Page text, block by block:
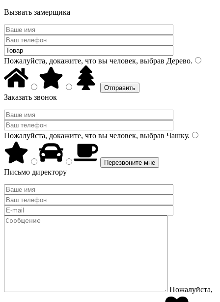
Вызвать замерщика
Пожалуйста, докажите, что вы человек, выбрав Дерево.
Заказать звонок
Пожалуйста, докажите, что вы человек, выбрав Чашку.
Письмо директору
Пожалуйста,